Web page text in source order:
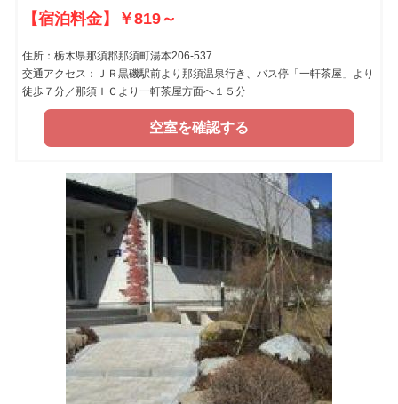
【宿泊料金】￥819～
住所：栃木県那須郡那須町湯本206-537
交通アクセス：ＪＲ黒磯駅前より那須温泉行き、バス停「一軒茶屋」より
徒歩７分／那須ＩＣより一軒茶屋方面へ１５分
空室を確認する